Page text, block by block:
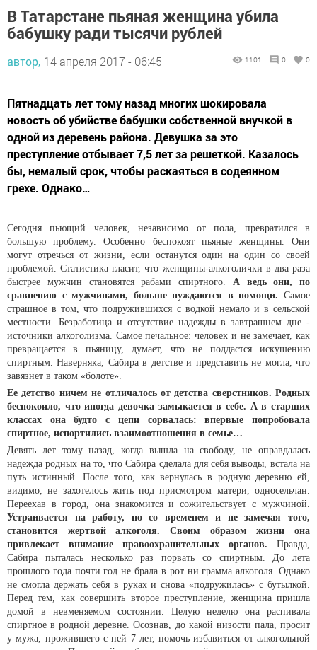
В Татарстане пьяная женщина убила
бабушку ради тысячи рублей
автор, 14 апреля 2017 - 06:45 1101 0 0
Пятнадцать лет тому назад многих шокировала
новость об убийстве бабушки собственной внучкой в
одной из деревень района. Девушка за это
преступление отбывает 7,5 лет за решеткой. Казалось
бы, немалый срок, чтобы раскаяться в содеянном
грехе. Однако…
Сегодня пьющий человек, независимо от пола, превратился в
большую проблему. Особенно беспокоят пьяные женщины. Они
могут отречься от жизни, если останутся один на один со своей
проблемой. Статистика гласит, что женщины-алкоголички в два раза
быстрее мужчин становятся рабами спиртного. А ведь они, по
сравнению с мужчинами, больше нуждаются в помощи. Самое
страшное в том, что подружившихся с водкой немало и в сельской
местности. Безработица и отсутствие надежды в завтрашнем дне -
источники алкоголизма. Самое печальное: человек и не замечает, как
превращается в пьяницу, думает, что не поддастся искушению
спиртным. Наверняка, Сабира в детстве и представить не могла, что
завязнет в таком «болоте».
Ее детство ничем не отличалось от детства сверстников. Родных
беспокоило, что иногда девочка замыкается в себе. А в старших
классах она будто с цепи сорвалась: впервые попробовала
спиртное, испортились взаимоотношения в семье…
Девять лет тому назад, когда вышла на свободу, не оправдалась
надежда родных на то, что Сабира сделала для себя выводы, встала на
путь истинный. После того, как вернулась в родную деревню ей,
видимо, не захотелось жить под присмотром матери, односельчан.
Переехав в город, она знакомится и сожительствует с мужчиной.
Устраивается на работу, но со временем и не замечая того,
становится жертвой алкоголя. Своим образом жизни она
привлекает внимание правоохранительных органов. Правда,
Сабира пыталась несколько раз порвать со спиртным. До лета
прошлого года почти год не брала в рот ни грамма алкоголя. Однако
не смогла держать себя в руках и снова «подружилась» с бутылкой.
Перед тем, как совершить второе преступление, женщина пришла
домой в невменяемом состоянии. Целую неделю она распивала
спиртное в родной деревне. Осознав, до какой низости пала, просит
у мужа, прожившего с ней 7 лет, помочь избавиться от алкогольной